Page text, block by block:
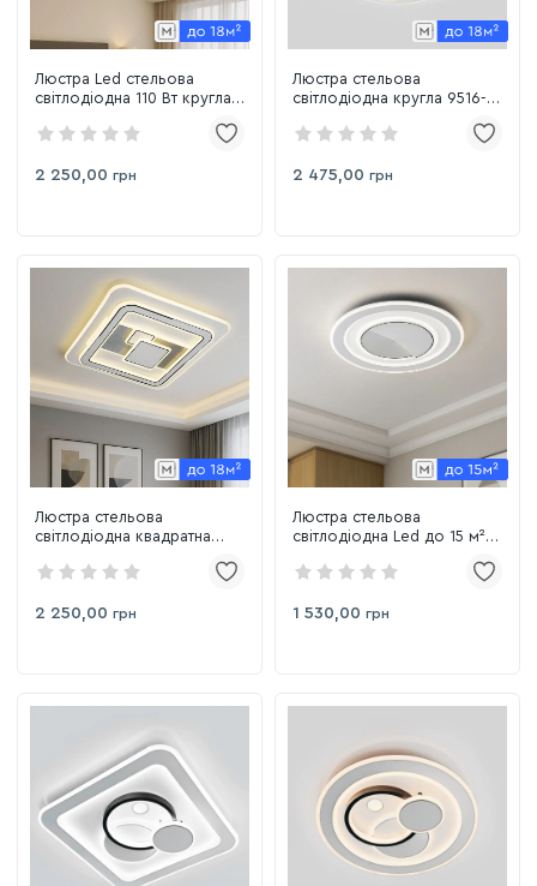
Люстра Led стельова
світлодіодна 110 Вт кругла
2 250,00 грн
Люстра стельова
світлодіодна кругла 9516-
2 475,00 грн
Люстра стельова
світлодіодна квадратна
2 250,00 грн
Люстра стельова
світлодіодна Led до 15 м²
1 530,00 грн